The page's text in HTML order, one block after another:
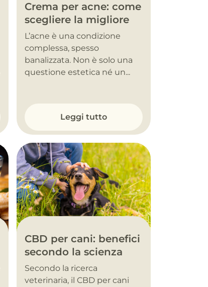
Crema per acne: come
scegliere la migliore
L’acne è una condizione
complessa, spesso
banalizzata. Non è solo una
questione estetica né un...
Leggi tutto
CBD per cani: benefici
secondo la scienza
Secondo la ricerca
veterinaria, il CBD per cani